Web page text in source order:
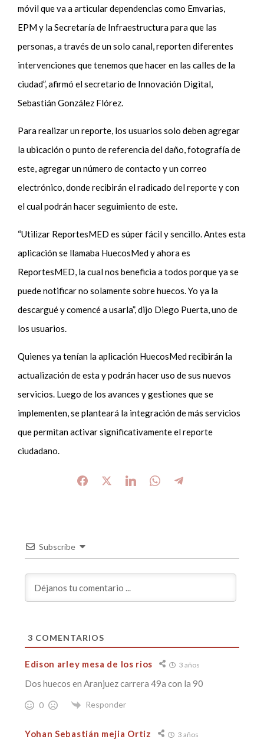
móvil que va a articular dependencias como Emvarias,
EPM y la Secretaría de Infraestructura para que las
personas, a través de un solo canal, reporten diferentes
intervenciones que tenemos que hacer en las calles de la
ciudad”, afirmó el secretario de Innovación Digital,
Sebastián González Flórez.
Para realizar un reporte, los usuarios solo deben agregar
la ubicación o punto de referencia del daño, fotografía de
este, agregar un número de contacto y un correo
electrónico, donde recibirán el radicado del reporte y con
el cual podrán hacer seguimiento de este.
“Utilizar ReportesMED es súper fácil y sencillo. Antes esta
aplicación se llamaba HuecosMed y ahora es
ReportesMED, la cual nos beneficia a todos porque ya se
puede notificar no solamente sobre huecos. Yo ya la
descargué y comencé a usarla”, dijo Diego Puerta, uno de
los usuarios.
Quienes ya tenían la aplicación HuecosMed recibirán la
actualización de esta y podrán hacer uso de sus nuevos
servicios. Luego de los avances y gestiones que se
implementen, se planteará la integración de más servicios
que permitan activar significativamente el reporte
ciudadano.
Subscribe
3 COMENTARIOS
Edison arley mesa de los rios 3 años
Dos huecos en Aranjuez carrera 49a con la 90
0 Responder
Yohan Sebastián mejia Ortiz 3 años